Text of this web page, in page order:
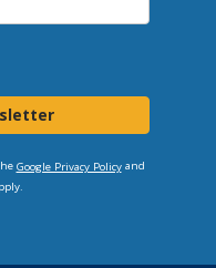
Google Privacy Policyand